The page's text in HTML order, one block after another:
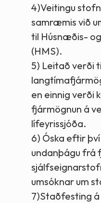
4)Veitingu
samræmis við
til Húsnæðis-
(HMS).
5) Leitað verði
en einnig verði
fjármögnun á
lífeyrissjóða.
6) Óska eftir
undanþágu frá
umsóknar um
7)Staðfesting